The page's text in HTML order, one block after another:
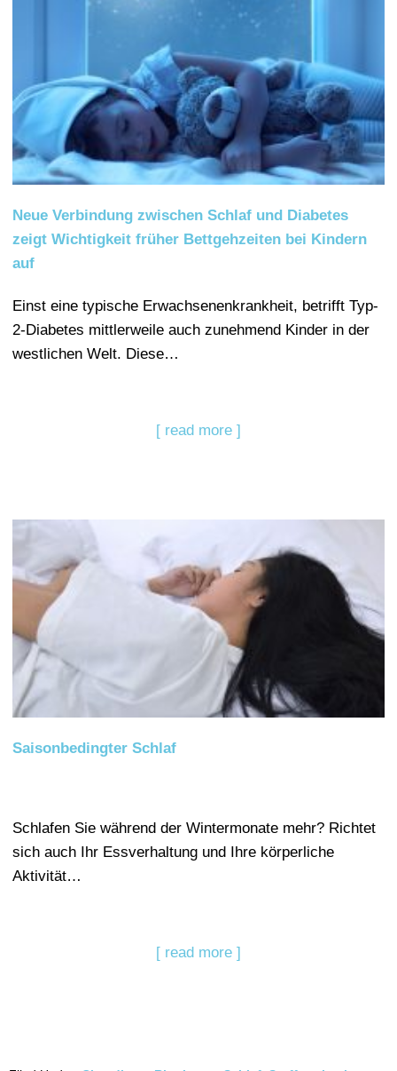
Neue Verbindung zwischen Schlaf und Diabetes
zeigt Wichtigkeit früher Bettgehzeiten bei Kindern
auf
Einst eine typische Erwachsenenkrankheit, betrifft Typ-
2-Diabetes mittlerweile auch zunehmend Kinder in der
westlichen Welt. Diese…
[ read more ]
Saisonbedingter Schlaf
Schlafen Sie während der Wintermonate mehr? Richtet
sich auch Ihr Essverhaltung und Ihre körperliche
Aktivität…
[ read more ]